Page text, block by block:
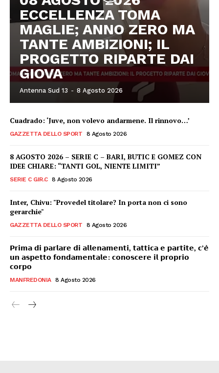
ECCELLENZA TOMA
MAGLIE; ANNO ZERO MA
TANTE AMBIZIONI; IL
PROGETTO RIPARTE DAI
GIOVA
Antenna Sud 13 - 8 Agosto 2026
Cuadrado: ‘Juve, non volevo andarmene. Il rinnovo…’
GAZZETTA DELLO SPORT 8 Agosto 2026
8 AGOSTO 2026 – SERIE C – BARI, BUTIC E GOMEZ CON
IDEE CHIARE: “TANTI GOL, NIENTE LIMITI”
SERIE C GIR.C 8 Agosto 2026
Inter, Chivu: "Provedel titolare? In porta non ci sono
gerarchie"
GAZZETTA DELLO SPORT 8 Agosto 2026
𝗣𝗿𝗶𝗺𝗮 𝗱𝗶 𝗽𝗮𝗿𝗹𝗮𝗿𝗲 𝗱𝗶 𝗮𝗹𝗹𝗲𝗻𝗮𝗺𝗲𝗻𝘁𝗶, 𝘁𝗮𝘁𝘁𝗶𝗰𝗮 𝗲 𝗽𝗮𝗿𝘁𝗶𝘁𝗲, 𝗰’𝗲̀
𝘂𝗻 𝗮𝘀𝗽𝗲𝘁𝘁𝗼 𝗳𝗼𝗻𝗱𝗮𝗺𝗲𝗻𝘁𝗮𝗹𝗲: 𝗰𝗼𝗻𝗼𝘀𝗰𝗲𝗿𝗲 𝗶𝗹 𝗽𝗿𝗼𝗽𝗿𝗶𝗼
𝗰𝗼𝗿𝗽𝗼
MANFREDONIA 8 Agosto 2026